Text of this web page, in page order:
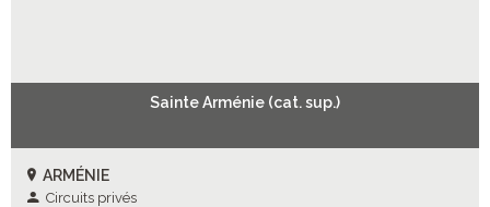
Sainte Arménie (cat. sup.)
ARMÉNIE
Circuits privés